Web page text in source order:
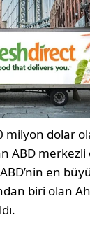
milyon dolar
ABD
en
biri olan